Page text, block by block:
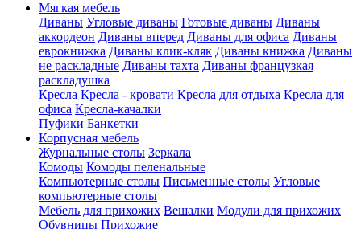
Мягкая мебель
Диваны Угловые диваны Готовые диваны Диваны
аккордеон Диваны вперед Диваны для офиса Диваны
еврокнижка Диваны клик-кляк Диваны книжка Диваны
не раскладные Диваны тахта Диваны французкая
раскладушка
Кресла Кресла - кровати Кресла для отдыха Кресла для
офиса Кресла-качалки
Пуфики Банкетки
Корпусная мебель
Журнальные столы Зеркала
Комоды Комоды пеленальные
Компьютерные столы Письменные столы Угловые
компьютерные столы
Мебель для прихожих Вешалки Модули для прихожих
Обувницы Прихожие